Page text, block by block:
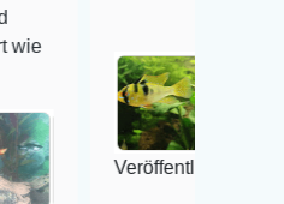
Veröffentlicht auf Google